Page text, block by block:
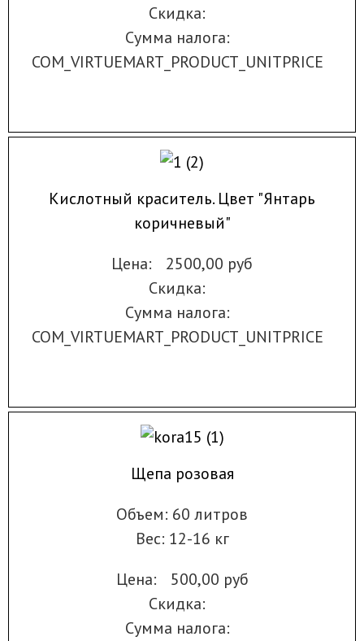
Скидка:
Сумма налога:
COM_VIRTUEMART_PRODUCT_UNITPRICE
Кислотный краситель. Цвет "Янтарь
коричневый"
Цена:
2500,00 руб
Скидка:
Сумма налога:
COM_VIRTUEMART_PRODUCT_UNITPRICE
Щепа розовая
Объем: 60 литров
Вес: 12-16 кг
Цена:
500,00 руб
Скидка:
Сумма налога: